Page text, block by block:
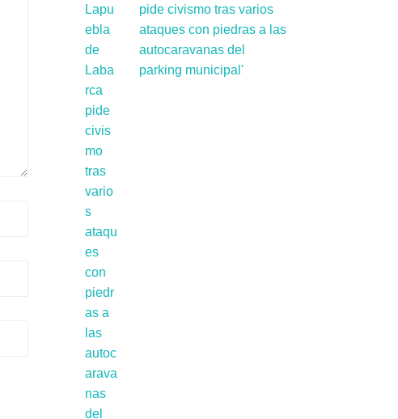
pide civismo tras varios
ataques con piedras a las
autocaravanas del
parking municipal'